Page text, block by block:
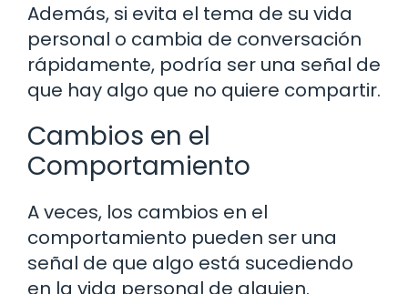
Además, si evita el tema de su vida
personal o cambia de conversación
rápidamente, podría ser una señal de
que hay algo que no quiere compartir.
Cambios en el
Comportamiento
A veces, los cambios en el
comportamiento pueden ser una
señal de que algo está sucediendo
en la vida personal de alguien.